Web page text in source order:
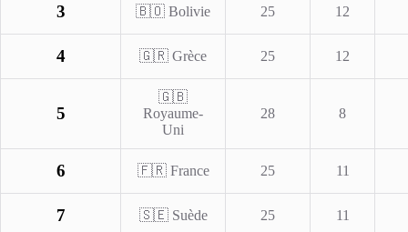
3 🇧🇴 Bolivie 25 12
4 🇬🇷 Grèce 25 12
5
🇬🇧
Royaume-
Uni
28 8
6 🇫🇷 France 25 11
7 🇸🇪 Suède 25 11